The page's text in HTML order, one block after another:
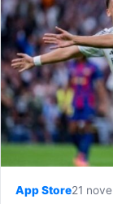
App Store21